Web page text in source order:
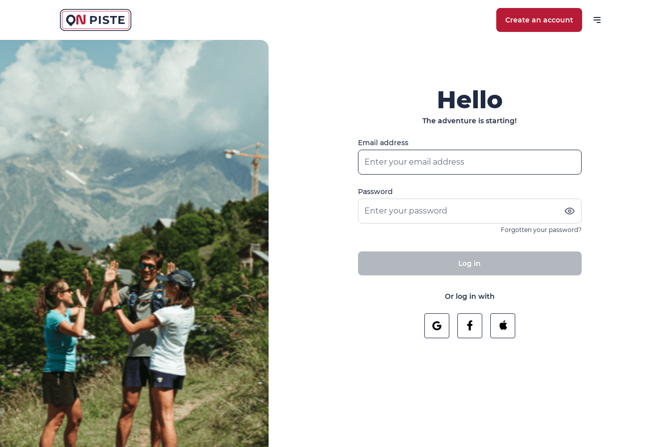
Create an account
Hello
The adventure is starting!
Email address
Password
Forgotten your password?
Log in
Or log in with
Continuer sans accepter
Salut c'est nous...
les Cookies !
Aidez-nous à améliorer nos services en acceptant les
cookies.
En acceptant les cookies, vous nous permettez de comprendre
comment vous utilisez la plateforme de manière anonyme. Cela
nous aide à améliorer nos services et mieux conseiller les
destinations On Piste !
Aucune donnée personnelle n'est collectée dans nos outils de
mesure d'audience.
Merci d’avance pour votre aide :)
Pour modifier vos préférences par la suite, cliquez sur le lien
'Préférences de cookies' situé dans le pied de page.
À quoi servent ces cookies :